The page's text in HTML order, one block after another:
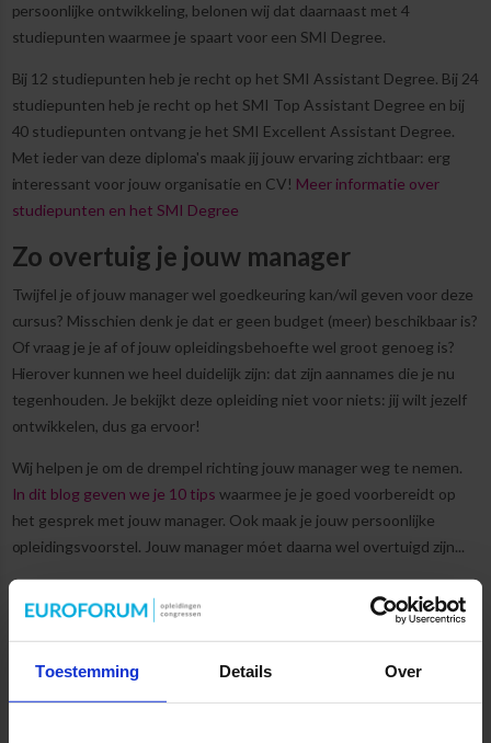
Toestemming Details Over
persoonlijke ontwikkeling, belonen wij dat daarnaast met 4
studiepunten waarmee je spaart voor een SMI Degree.
Bij 12 studiepunten heb je recht op het SMI Assistant Degree. Bij 24
studiepunten heb je recht op het SMI Top Assistant Degree en bij
40 studiepunten ontvang je het SMI Excellent Assistant Degree.
Met ieder van deze diploma's maak jij jouw ervaring zichtbaar: erg
interessant voor jouw organisatie en CV! Meer informatie over
studiepunten en het SMI Degree
Zo overtuig je jouw manager
Twijfel je of jouw manager wel goedkeuring kan/wil geven voor deze
cursus? Misschien denk je dat er geen budget (meer) beschikbaar is?
Of vraag je je af of jouw opleidingsbehoefte wel groot genoeg is?
Hierover kunnen we heel duidelijk zijn: dat zijn aannames die je nu
tegenhouden. Je bekijkt deze opleiding niet voor niets: jij wilt jezelf
ontwikkelen, dus ga ervoor!
Wij helpen je om de drempel richting jouw manager weg te nemen.
In dit blog geven we je 10 tips waarmee je je goed voorbereidt op
het gesprek met jouw manager. Ook maak je jouw persoonlijke
opleidingsvoorstel. Jouw manager móet daarna wel overtuigd zijn...
☀️ *Zomeractie
Schrijf je je in vóór 31 augustus 2026? Dan ontvang je rond de eerste
annuleren of wordt de cursus om welke reden dan ook geannuleerd,
dan komt deze actie te vervallen.